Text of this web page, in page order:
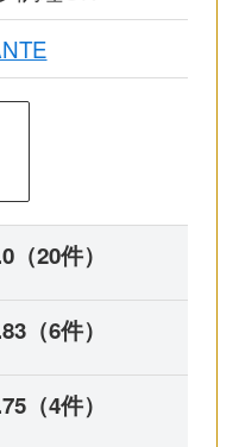
（20件）
（6件）
（4件）